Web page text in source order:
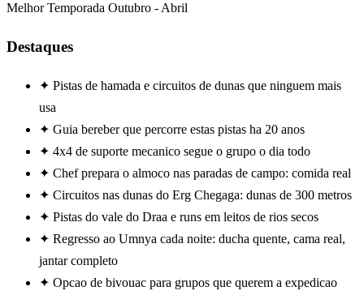
Melhor Temporada Outubro - Abril
Destaques
✦ Pistas de hamada e circuitos de dunas que ninguem mais
usa
✦ Guia bereber que percorre estas pistas ha 20 anos
✦ 4x4 de suporte mecanico segue o grupo o dia todo
✦ Chef prepara o almoco nas paradas de campo: comida real
✦ Circuitos nas dunas do Erg Chegaga: dunas de 300 metros
✦ Pistas do vale do Draa e runs em leitos de rios secos
✦ Regresso ao Umnya cada noite: ducha quente, cama real,
jantar completo
✦ Opcao de bivouac para grupos que querem a expedicao